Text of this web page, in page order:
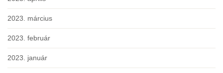
2023. március
2023. február
2023. január